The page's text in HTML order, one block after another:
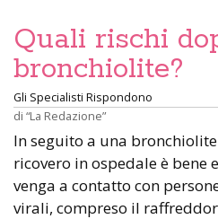
Quali rischi
bronchiolite?
Gli Specialisti Rispondono
di “La Redazione”
In seguito a una
ricovero in ospedale è bene
venga a contatto con
virali, compreso il